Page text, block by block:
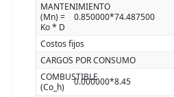
MANTENIMIENTO
(Mn) =
Ko * D
0.850000*74.487500
Costos fijos
CARGOS POR CONSUMO
COMBUSTIBLE
(Co_h)
0.000000*8.45